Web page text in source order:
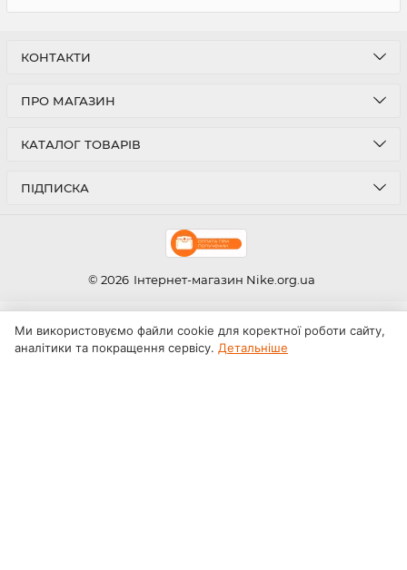
КОНТАКТИ
ПРО МАГАЗИН
КАТАЛОГ ТОВАРІВ
ПІДПИСКА
© 2026 Інтернет-магазин Nike.org.ua
Ми використовуємо файли cookie для коректної роботи сайту,
аналітики та покращення сервісу. Детальніше